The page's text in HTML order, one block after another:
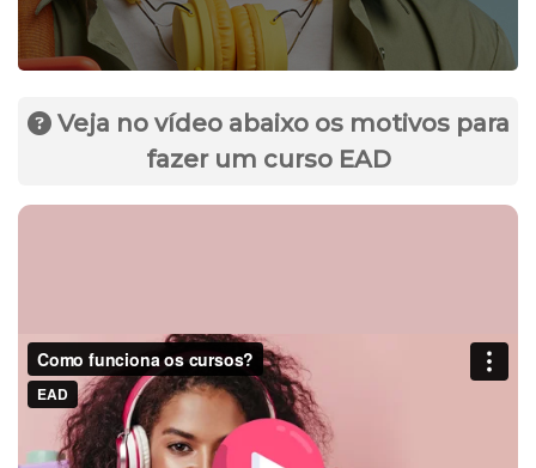
Veja no vídeo abaixo os motivos para
fazer um curso EAD